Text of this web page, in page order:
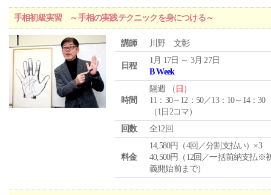
手相初級実習 ～手相の実践テクニックを身につける～
講師 川野 文彰
日程
1月 17日 ～ 3月 27日
B Week
時間
隔週 （ 日 ）
11：30～12：50／13：10～14：30
（1日2コマ）
回数
全12回
料金
14,580円（4回／分割支払い）×3
40,500円（12回／一括前納支払※
義開始前まで）